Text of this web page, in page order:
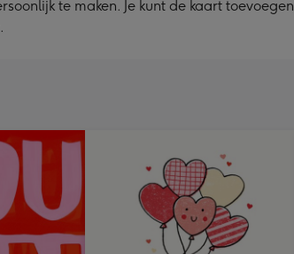
te maken. Je kunt de kaart
.